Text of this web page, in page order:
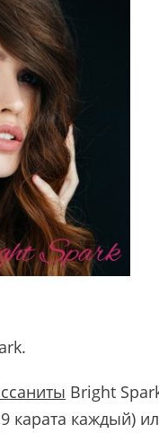
.
Bright
карата каждый)